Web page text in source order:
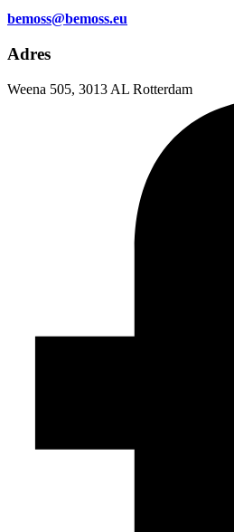
bemoss@bemoss.eu
Adres
Weena 505, 3013 AL Rotterdam